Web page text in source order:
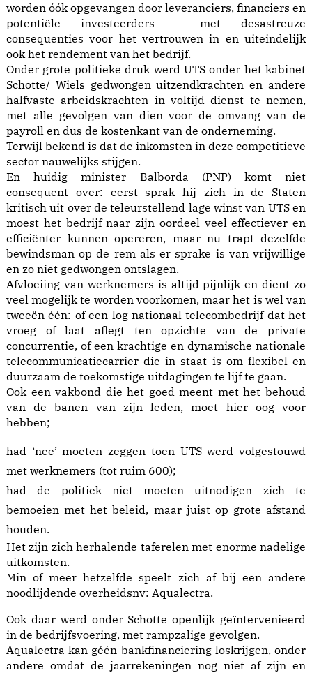
worden óók opgevangen door leveranciers, financiers en
potentiële investeerders - met desastreuze
consequenties voor het vertrouwen in en uiteindelijk
ook het rendement van het bedrijf.
Onder grote politieke druk werd UTS onder het kabinet
Schotte/ Wiels gedwongen uitzendkrachten en andere
halfvaste arbeidskrachten in voltijd dienst te nemen,
met alle gevolgen van dien voor de omvang van de
payroll en dus de kostenkant van de onderneming.
Terwijl bekend is dat de inkomsten in deze competitieve
sector nauwelijks stijgen.
En huidig minister Balborda (PNP) komt niet
consequent over: eerst sprak hij zich in de Staten
kritisch uit over de teleurstellend lage winst van UTS en
moest het bedrijf naar zijn oordeel veel effectiever en
efficiënter kunnen opereren, maar nu trapt dezelfde
bewindsman op de rem als er sprake is van vrijwillige
en zo niet gedwongen ontslagen.
Afvloeiing van werknemers is altijd pijnlijk en dient zo
veel mogelijk te worden voorkomen, maar het is wel van
tweeën één: of een log nationaal telecombedrijf dat het
vroeg of laat aflegt ten opzichte van de private
concurrentie, of een krachtige en dynamische nationale
telecommunicatiecarrier die in staat is om flexibel en
duurzaam de toekomstige uitdagingen te lijf te gaan.
Ook een vakbond die het goed meent met het behoud
van de banen van zijn leden, moet hier oog voor
hebben;
had ‘nee’ moeten zeggen toen UTS werd volgestouwd
met werknemers (tot ruim 600);
had de politiek niet moeten uitnodigen zich te
bemoeien met het beleid, maar juist op grote afstand
houden.
Het zijn zich herhalende taferelen met enorme nadelige
uitkomsten.
Min of meer hetzelfde speelt zich af bij een andere
noodlijdende overheidsnv: Aqualectra.
Ook daar werd onder Schotte openlijk geïntervenieerd
in de bedrijfsvoering, met rampzalige gevolgen.
Aqualectra kan géén bankfinanciering loskrijgen, onder
andere omdat de jaarrekeningen nog niet af zijn en